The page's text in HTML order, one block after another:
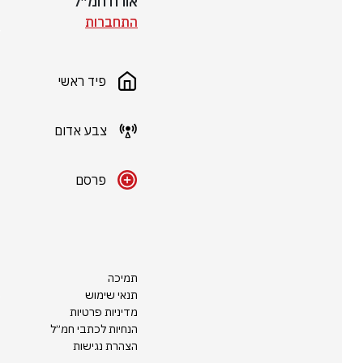
התחברות
פיד ראשי
צבע אדום
פרסם
תמיכה
תנאי שימוש
מדיניות פרטיות
הנחיות לכתבי חמ״ל
הצהרת נגישות